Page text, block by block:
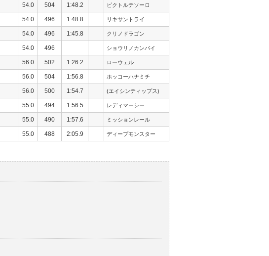
54.0 504 1:48.2 ピクトルテソーロ
54.0 496 1:48.8 リキサントライ
54.0 496 1:45.8 クリノドラゴン
54.0 496 ショウリノカンパイ
56.0 502 1:26.2 ローウェル
56.0 504 1:56.8 ホッコーハナミチ
56.0 500 1:54.7 (エイシンティップス)
55.0 494 1:56.5 レディマーシー
55.0 490 1:57.6 ミッションレール
55.0 488 2:05.9 ディープモンスター